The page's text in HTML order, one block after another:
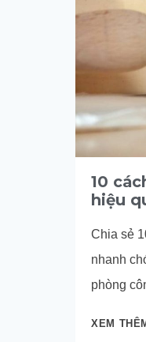
10
hiệu
Chia sẻ
nhanh
phòng
XEM